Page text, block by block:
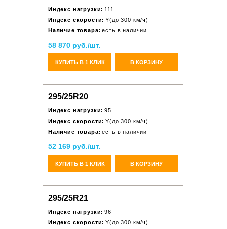
Индекс нагрузки: 111
Индекс скорости: Y(до 300 км/ч)
Наличие товара: есть в наличии
58 870 руб./шт.
КУПИТЬ В 1 КЛИК В КОРЗИНУ
295/25R20
Индекс нагрузки: 95
Индекс скорости: Y(до 300 км/ч)
Наличие товара: есть в наличии
52 169 руб./шт.
КУПИТЬ В 1 КЛИК В КОРЗИНУ
295/25R21
Индекс нагрузки: 96
Индекс скорости: Y(до 300 км/ч)